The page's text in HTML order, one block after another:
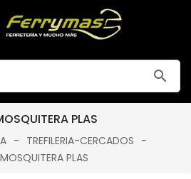
search
PLAS
TREFILERIA-CERCADOS
PLAS